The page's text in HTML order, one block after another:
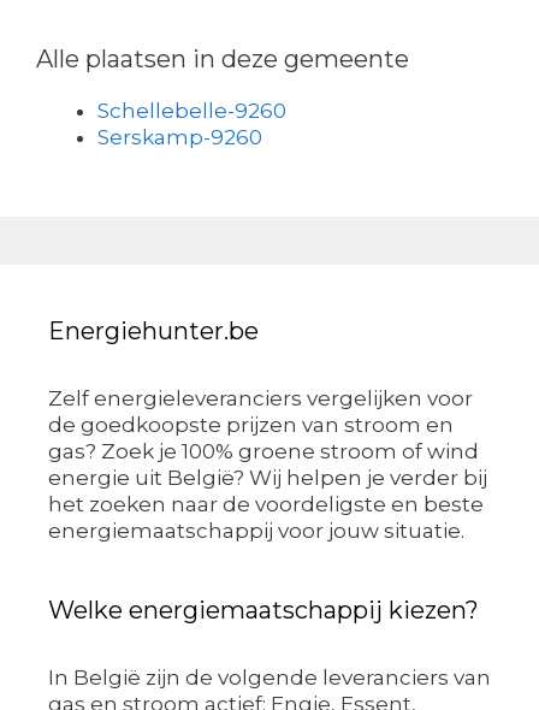
Alle plaatsen in deze gemeente
Schellebelle-9260
Serskamp-9260
Energiehunter.be
Zelf energieleveranciers vergelijken voor
de goedkoopste prijzen van stroom en
gas? Zoek je 100% groene stroom of wind
energie uit België? Wij helpen je verder bij
het zoeken naar de voordeligste en beste
energiemaatschappij voor jouw situatie.
Welke energiemaatschappij kiezen?
In België zijn de volgende leveranciers van
gas en stroom actief: Engie, Essent,